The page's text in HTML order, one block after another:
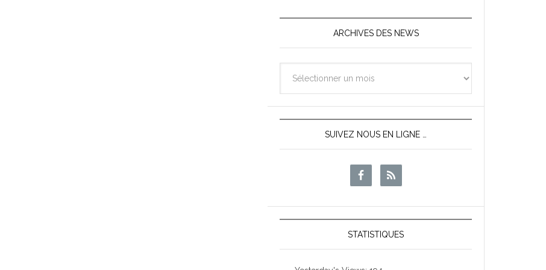
ARCHIVES DES NEWS
des
News
SUIVEZ NOUS EN LIGNE …
STATISTIQUES